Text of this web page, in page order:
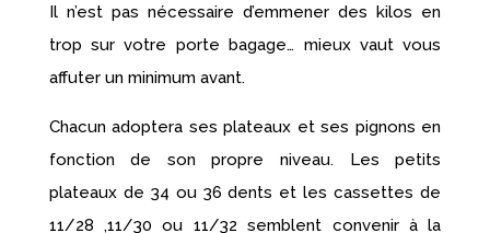
Il n’est pas nécessaire d’emmener des kilos en
trop sur votre porte bagage… mieux vaut vous
affuter un minimum avant.
Chacun adoptera ses plateaux et ses pignons en
fonction de son propre niveau. Les petits
plateaux de 34 ou 36 dents et les cassettes de
11/28 ,11/30 ou 11/32 semblent convenir à la